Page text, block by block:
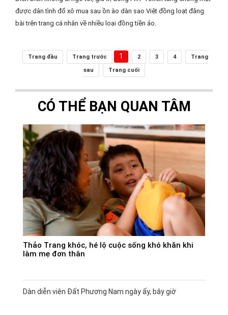
được dân tình đổ xô mua sau ồn ào dàn sao Việt đồng loạt đăng
bài trên trang cá nhân về nhiều loại đồng tiền ảo.
Trang đầu Trang trước 1 2 3 4
Trang
sau
Trang cuối
CÓ THỂ BẠN QUAN TÂM
Thảo Trang khóc, hé lộ cuộc sống khó khăn khi
làm mẹ đơn thân
Dàn diễn viên Đất Phương Nam ngày ấy, bây giờ